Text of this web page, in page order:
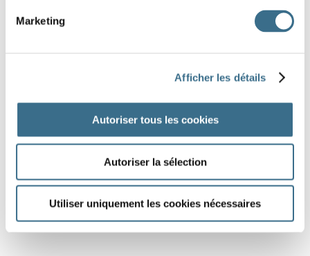
Marketing
Afficher les détails
Autoriser tous les cookies
Autoriser la sélection
Utiliser uniquement les cookies nécessaires